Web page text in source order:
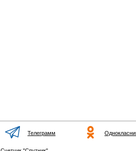
Телеграмм